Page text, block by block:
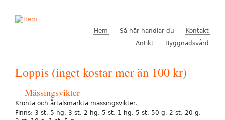
Hem Så här handlar du
Kontakt
Antikt
Byggnadsvård
Loppis (inget kostar mer än 100 kr)
Mässingsvikter
Krönta och årtalsmärkta mässingsvikter.
Finns: 3 st. 5 hg, 3 st. 2 hg, 5 st. 1 hg, 5 st. 50 g, 2 st. 20 g,